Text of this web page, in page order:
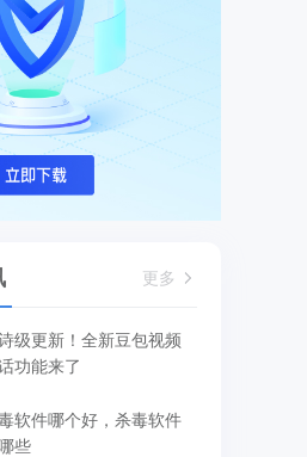
更多
级更新！全新豆包视频
功能来了
软件哪个好，杀毒软件
些